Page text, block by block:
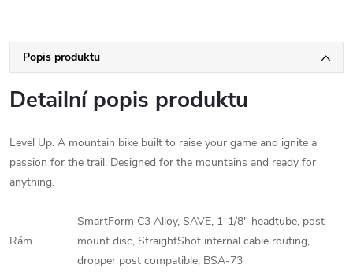
Popis produktu
Detailní popis produktu
Level Up. A mountain bike built to raise your game and ignite a
passion for the trail. Designed for the mountains and ready for
anything.
Rám
SmartForm C3 Alloy, SAVE, 1-1/8" headtube, post
mount disc, StraightShot internal cable routing,
dropper post compatible, BSA-73